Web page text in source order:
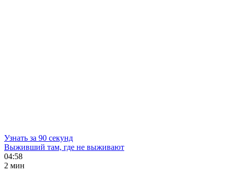
Узнать за 90 секунд
Выживший там, где не выживают
04:58
2 мин